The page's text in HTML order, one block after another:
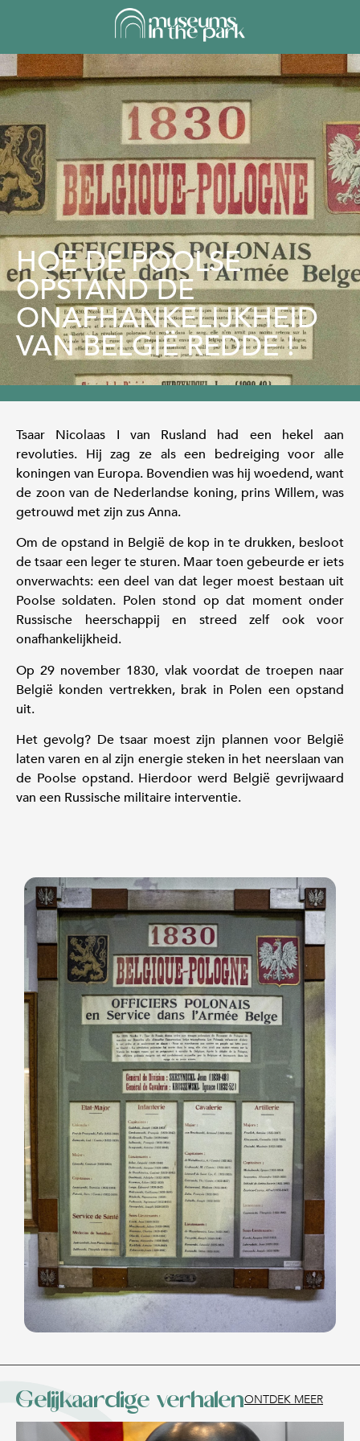
HOE DE POOLSE
OPSTAND DE
ONAFHANKELIJKHEID
VAN BELGIË REDDE !
Tsaar Nicolaas I van Rusland had een hekel aan
revoluties. Hij zag ze als een bedreiging voor alle
koningen van Europa. Bovendien was hij woedend, want
de zoon van de Nederlandse koning, prins Willem, was
getrouwd met zijn zus Anna.
Om de opstand in België de kop in te drukken, besloot
de tsaar een leger te sturen. Maar toen gebeurde er iets
onverwachts: een deel van dat leger moest bestaan uit
Poolse soldaten. Polen stond op dat moment onder
Russische heerschappij en streed zelf ook voor
onafhankelijkheid.
Op 29 november 1830, vlak voordat de troepen naar
België konden vertrekken, brak in Polen een opstand
uit.
Het gevolg? De tsaar moest zijn plannen voor België
laten varen en al zijn energie steken in het neerslaan van
de Poolse opstand. Hierdoor werd België gevrijwaard
van een Russische militaire interventie.
Gelijkaardige verhalenONTDEK MEER